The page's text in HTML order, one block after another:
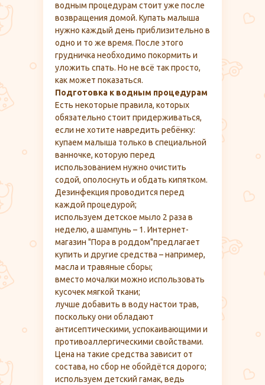
водным процедурам стоит уже после
возвращения домой. Купать малыша
нужно каждый день приблизительно в
одно и то же время. После этого
грудничка необходимо покормить и
уложить спать. Но не всё так просто,
как может показаться.
Подготовка к водным процедурам
Есть некоторые правила, которых
обязательно стоит придерживаться,
если не хотите навредить ребёнку:
купаем малыша только в специальной
ванночке, которую перед
использованием нужно очистить
содой, ополоснуть и обдать кипятком.
Дезинфекция проводится перед
каждой процедурой;
используем детское мыло 2 раза в
неделю, а шампунь – 1. Интернет-
магазин "Пора в роддом"предлагает
купить и другие средства – например,
масла и травяные сборы;
вместо мочалки можно использовать
кусочек мягкой ткани;
лучше добавить в воду настои трав,
поскольку они обладают
антисептическими, успокаивающими и
противоаллергическими свойствами.
Цена на такие средства зависит от
состава, но сбор не обойдётся дорого;
используем детский гамак, ведь